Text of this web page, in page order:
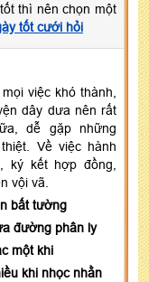
thì nên chọn một
tốt cưới hỏi
việc khó thành,
dây dưa nên rất
dễ gặp những
Về việc hành
ký kết hợp đồng,
vội vã.
bất tường
đường phân ly
một khi
khi nhọc nhằn